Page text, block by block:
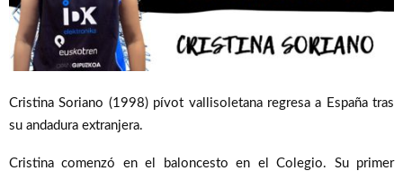
Cristina Soriano (1998) pívot vallisoletana regresa a España tras
su andadura extranjera.
Cristina comenzó en el baloncesto en el Colegio. Su primer